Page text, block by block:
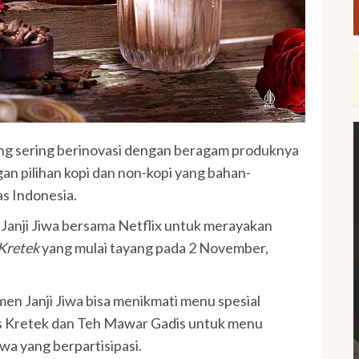
sering berinovasi dengan beragam produknya
pilihan kopi dan non-kopi yang bahan-
Indonesia.
Jiwa bersama Netflix untuk merayakan
yang mulai tayang pada 2 November,
Janji Jiwa bisa menikmati menu spesial
Kretek dan Teh Mawar Gadis untuk menu
yang berpartisipasi.